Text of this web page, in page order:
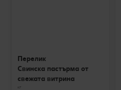
Перелик
Свинска пастърма от
свежата витрина
кг